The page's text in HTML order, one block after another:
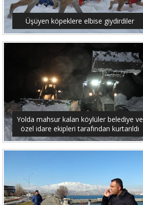
Üşüyen köpeklere elbise giydirdiler
Yolda mahsur kalan köylüler belediye ve
özel idare ekipleri tarafından kurtarıldı